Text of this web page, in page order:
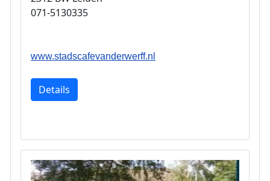
071-5130335
www.stadscafevanderwerff.nl
Details